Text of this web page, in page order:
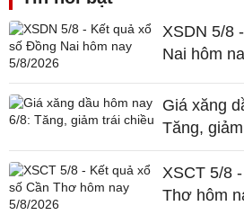
XSDN 5/8
Nai hôm
Giá xăng
Tăng,
XSCT 5/8
Thơ hôm